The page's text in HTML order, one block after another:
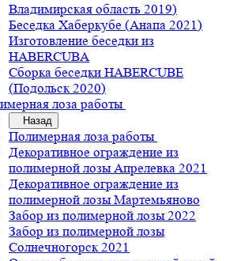
Владимирская область 2019)
Беседка Хаберкубе (Анапа 2021)
Изготовление беседки из
HABERCUBA
Сборка беседки HABERCUBE
(Подольск 2020)
лоза работы
Назад
Полимерная лоза работы
Декоративное ограждение из
полимерной лозы Апрелевка 2021
Декоративное ограждение из
полимерной лозы Мартемьяново
Забор из полимерной лозы 2022
Забор из полимерной лозы
Солнечногорск 2021